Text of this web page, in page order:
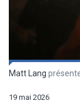
Matt Lang
19 mai 2026